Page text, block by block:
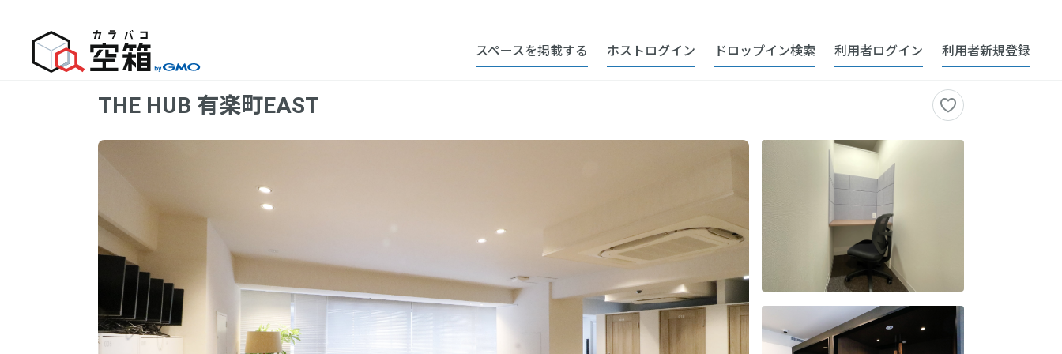
スペースを掲載する ホストログイン ドロップイン検索 利用者ログイン 利用者新規登録
THE HUB 有楽町EAST